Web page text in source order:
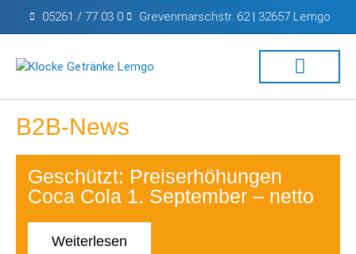
05261 / 77 03 0 Grevenmarschstr. 62 | 32657 Lemgo
B2B-News
Geschützt: Preiserhöhungen
Coca Cola 1. September – netto
Weiterlesen